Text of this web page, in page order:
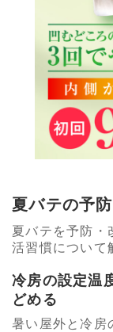
夏バテの予
夏バテを予防・
活習慣について
冷房の設定温
どめる
暑い屋外と冷房